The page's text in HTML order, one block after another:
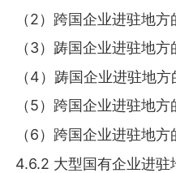
（2）跨国企业进驻地
（3）踌国企业进驻地
（4）踌国企业进驻地
（5）跨国企业进驻地
（6）跨国企业进驻地
4.6.2 大型国有企业进驻